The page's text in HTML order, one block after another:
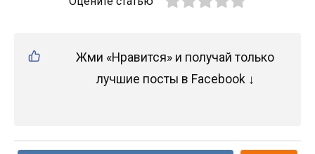
Жми «Нравится» и получай только
лучшие посты в Facebook ↓